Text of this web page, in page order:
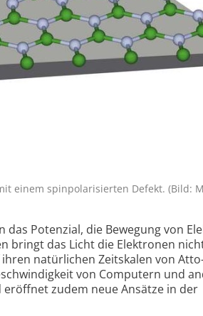
einem spinpolarisierten Defekt. (Bild:
Potenzial, die Bewegung von
bringt das Licht die Elektronen
natür­lichen Zeit­skalen von
von Computern und
zudem neue Ansätze in der